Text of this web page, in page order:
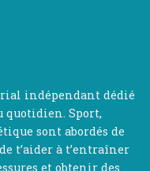
indépendant dédié
quotidien. Sport,
sont abordés de
t’aider à t’entraîner
et obtenir des